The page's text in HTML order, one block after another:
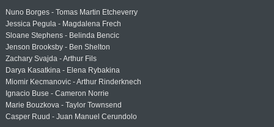
Nuno Borges - Tomas Martin Etcheverry
Jessica Pegula - Magdalena Frech
Sloane Stephens - Belinda Bencic
Jenson Brooksby - Ben Shelton
Zachary Svajda - Arthur Fils
Darya Kasatkina - Elena Rybakina
Miomir Kecmanovic - Arthur Rinderknech
Ignacio Buse - Cameron Norrie
Marie Bouzkova - Taylor Townsend
Casper Ruud - Juan Manuel Cerundolo